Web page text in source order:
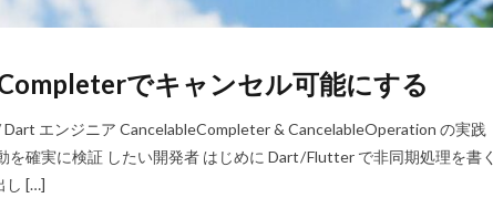
でキャンセル可能にする
エンジニア CancelableCompleter & CancelableOperation の実践
確実に検証 したい開発者 はじめに Dart / Flutter で非同期処理を書く
し […]